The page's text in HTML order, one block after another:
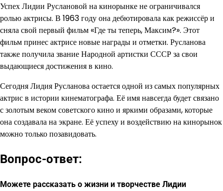
Успех Лидии Руслановой на кинорынке не ограничивался
ролью актрисы. В 1963 году она дебютировала как режиссёр и
сняла свой первый фильм «Где ты теперь, Максим?». Этот
фильм принес актрисе новые награды и отметки. Русланова
также получила звание Народной артистки СССР за свои
выдающиеся достижения в кино.
Сегодня Лидия Русланова остается одной из самых популярных
актрис в истории кинематографа. Её имя навсегда будет связано
с золотым веком советского кино и яркими образами, которые
она создавала на экране. Её успеху и воздействию на кинорынок
можно только позавидовать.
Вопрос-ответ:
Можете рассказать о жизни и творчестве Лидии